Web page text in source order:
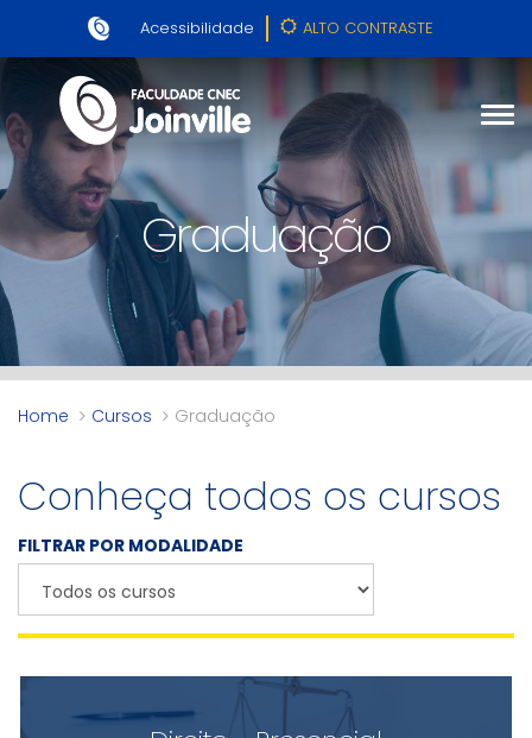
Acessibilidade ALTO CONTRASTE
Graduação
Home Cursos Graduação
Conheça todos os cursos
FILTRAR POR MODALIDADE